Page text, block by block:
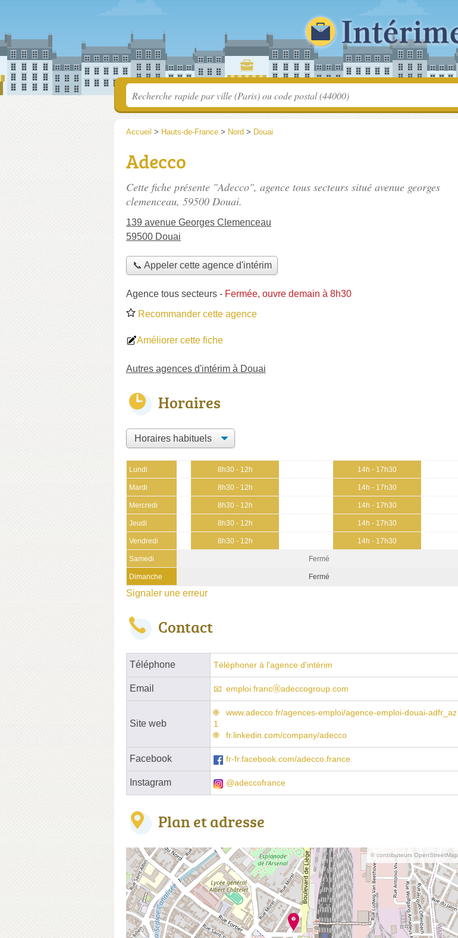
Accueil > Hauts-de-France > Nord > Douai
Adecco
Cette fiche présente "Adecco", agence tous secteurs situé avenue georges
clemenceau, 59500 Douai.
139 avenue Georges Clemenceau
59500 Douai
📞 Appeler cette agence d'intérim
Agence tous secteurs - Fermée, ouvre demain à 8h30
Recommander cette agence
Améliorer cette fiche
Autres agences d'intérim à Douai
Horaires
Lundi 8h30 - 12h 14h - 17h30
Mardi 8h30 - 12h 14h - 17h30
Mercredi 8h30 - 12h 14h - 17h30
Jeudi 8h30 - 12h 14h - 17h30
Vendredi 8h30 - 12h 14h - 17h30
Samedi Fermé
Dimanche Fermé
Signaler une erreur
Contact
Téléphone Téléphoner à l'agence d'intérim
Email emploi.francⓐadeccogroup.com
Site web
www.adecco.fr/agences-emploi/agence-emploi-douai-adfr_az
1
fr.linkedin.com/company/adecco
Facebook fr-fr.facebook.com/adecco.france
Instagram @adeccofrance
Plan et adresse
© contributeurs OpenStreetMap